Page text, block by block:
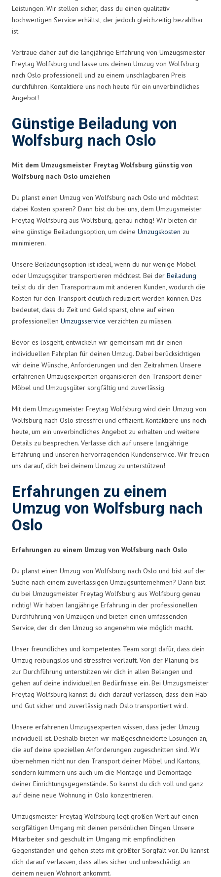
Leistungen. Wir stellen sicher, dass du einen qualitativ
hochwertigen Service erhältst, der jedoch gleichzeitig bezahlbar
ist.
Vertraue daher auf die langjährige Erfahrung von Umzugsmeister
Freytag Wolfsburg und lasse uns deinen Umzug von Wolfsburg
nach Oslo professionell und zu einem unschlagbaren Preis
durchführen. Kontaktiere uns noch heute für ein unverbindliches
Angebot!
Günstige Beiladung von
Wolfsburg nach Oslo
Mit dem Umzugsmeister Freytag Wolfsburg günstig von
Wolfsburg nach Oslo umziehen
Du planst einen Umzug von Wolfsburg nach Oslo und möchtest
dabei Kosten sparen? Dann bist du bei uns, dem Umzugsmeister
Freytag Wolfsburg aus Wolfsburg, genau richtig! Wir bieten dir
eine günstige Beiladungsoption, um deine Umzugskosten zu
minimieren.
Unsere Beiladungsoption ist ideal, wenn du nur wenige Möbel
oder Umzugsgüter transportieren möchtest. Bei der Beiladung
teilst du dir den Transportraum mit anderen Kunden, wodurch die
Kosten für den Transport deutlich reduziert werden können. Das
bedeutet, dass du Zeit und Geld sparst, ohne auf einen
professionellen Umzugsservice verzichten zu müssen.
Bevor es losgeht, entwickeln wir gemeinsam mit dir einen
individuellen Fahrplan für deinen Umzug. Dabei berücksichtigen
wir deine Wünsche, Anforderungen und den Zeitrahmen. Unsere
erfahrenen Umzugsexperten organisieren den Transport deiner
Möbel und Umzugsgüter sorgfältig und zuverlässig.
Mit dem Umzugsmeister Freytag Wolfsburg wird dein Umzug von
Wolfsburg nach Oslo stressfrei und effizient. Kontaktiere uns noch
heute, um ein unverbindliches Angebot zu erhalten und weitere
Details zu besprechen. Verlasse dich auf unsere langjährige
Erfahrung und unseren hervorragenden Kundenservice. Wir freuen
uns darauf, dich bei deinem Umzug zu unterstützen!
Erfahrungen zu einem
Umzug von Wolfsburg nach
Oslo
Erfahrungen zu einem Umzug von Wolfsburg nach Oslo
Du planst einen Umzug von Wolfsburg nach Oslo und bist auf der
Suche nach einem zuverlässigen Umzugsunternehmen? Dann bist
du bei Umzugsmeister Freytag Wolfsburg aus Wolfsburg genau
richtig! Wir haben langjährige Erfahrung in der professionellen
Durchführung von Umzügen und bieten einen umfassenden
Service, der dir den Umzug so angenehm wie möglich macht.
Unser freundliches und kompetentes Team sorgt dafür, dass dein
Umzug reibungslos und stressfrei verläuft. Von der Planung bis
zur Durchführung unterstützen wir dich in allen Belangen und
gehen auf deine individuellen Bedürfnisse ein. Bei Umzugsmeister
Freytag Wolfsburg kannst du dich darauf verlassen, dass dein Hab
und Gut sicher und zuverlässig nach Oslo transportiert wird.
Unsere erfahrenen Umzugsexperten wissen, dass jeder Umzug
individuell ist. Deshalb bieten wir maßgeschneiderte Lösungen an,
die auf deine speziellen Anforderungen zugeschnitten sind. Wir
übernehmen nicht nur den Transport deiner Möbel und Kartons,
sondern kümmern uns auch um die Montage und Demontage
deiner Einrichtungsgegenstände. So kannst du dich voll und ganz
auf deine neue Wohnung in Oslo konzentrieren.
Umzugsmeister Freytag Wolfsburg legt großen Wert auf einen
sorgfältigen Umgang mit deinen persönlichen Dingen. Unsere
Mitarbeiter sind geschult im Umgang mit empfindlichen
Gegenständen und gehen stets mit größter Sorgfalt vor. Du kannst
dich darauf verlassen, dass alles sicher und unbeschädigt an
deinem neuen Wohnort ankommt.